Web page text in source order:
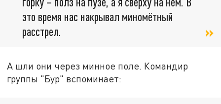
это время нас накрывал миномётный
расстрел.
А шли они через минное поле. Командир
группы "Бур" вспоминает: